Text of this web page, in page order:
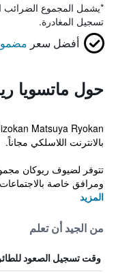
*يشمل المجموع الضرائب
تسجيل المغادرة.
أفضل سعر
حول ماتسويا
بالانترنت اللاسلكي مجاناً.
تتوفر لضيوف ريوكان
ومرافق خاصة
المزيد
من الجيد أن تعلم
وقت تسجيل الصعود